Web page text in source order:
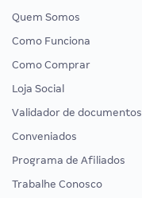
Quem Somos
Como Funciona
Como Comprar
Loja Social
Validador de documentos
Conveniados
Programa de Afiliados
Trabalhe Conosco